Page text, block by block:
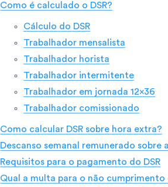
Como é calculado o DSR?
Cálculo do DSR
Trabalhador mensalista
Trabalhador horista
Trabalhador intermitente
Trabalhador em jornada 12×36
Trabalhador comissionado
Como calcular DSR sobre hora extra?
Descanso semanal remunerado
Requisitos para o pagamento do DSR
Qual a multa para o não cumprimento